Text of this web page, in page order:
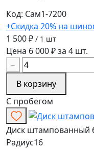
Код: Сам1-7200
+Скидка 20% на
1 500 ₽ / 1 шт
Цена 6 000 ₽ за 4 шт.
−
В корзину
С пробегом
Диск штампованный
Радиус16